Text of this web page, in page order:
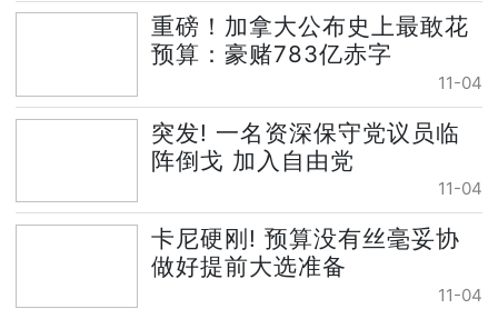
重磅！加拿大公布史上最敢花
预算：豪赌783亿赤字
11-04
突发! 一名资深保守党议员临
阵倒戈 加入自由党
11-04
卡尼硬刚! 预算没有丝毫妥协
做好提前大选准备
11-04